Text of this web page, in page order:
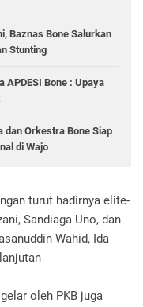
Baznas Bone Salurkan
Stunting
APDESI Bone : Upaya
dan Orkestra Bone Siap
di Wajo
turut hadirnya elite-
Sandiaga Uno, dan
Wahid, Ida
oleh PKB juga